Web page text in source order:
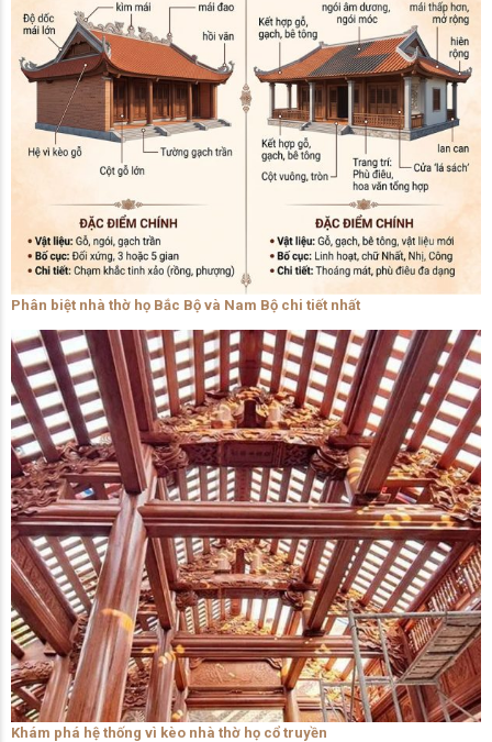
Phân biệt nhà thờ họ Bắc Bộ và Nam Bộ chi tiết nhất
Khám phá hệ thống vì kèo nhà thờ họ cổ truyền